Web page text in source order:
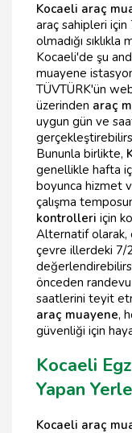
Kocaeli araç
araç sahipleri için
olmadığı sıklıkla
Kocaeli'de şu
muayene
TÜVTÜRK'ün
üzerinden araç
uygun gün ve
Bununla birlikte,
genellikle hafta
boyunca hizmet
çalışma
kontrolleri için
Alternatif olarak,
çevre illerdeki 7/
önceden randevu
saatlerini teyit
araç muayene,
güvenliği için
Kocaeli
Yapan
Kocaeli araç